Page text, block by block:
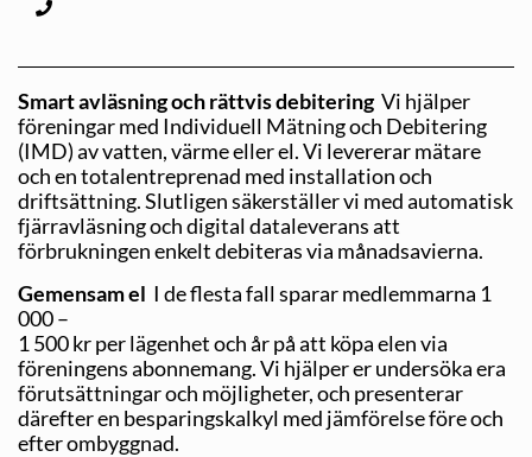
Smart avläsning och rättvis debitering Vi hjälper
föreningar med Individuell Mätning och Debitering
(IMD) av vatten, värme eller el. Vi levererar mätare
och en totalentreprenad med installation och
driftsättning. Slutligen säkerställer vi med automatisk
fjärravläsning och digital dataleverans att
förbrukningen enkelt debiteras via månadsavierna.
Gemensam el I de flesta fall sparar medlemmarna 1
000 –
1 500 kr per lägenhet och år på att köpa elen via
föreningens abonnemang. Vi hjälper er undersöka era
förutsättningar och möjligheter, och presenterar
därefter en besparingskalkyl med jämförelse före och
efter ombyggnad.